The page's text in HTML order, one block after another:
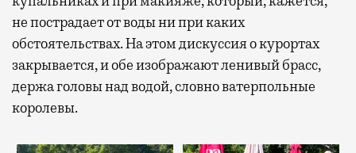
не пострадает от воды ни при каких
обстоятельствах. На этом дискуссия о курортах
закрывается, и обе изображают ленивый брасс,
держа головы над водой, словно ватерпольные
королевы.